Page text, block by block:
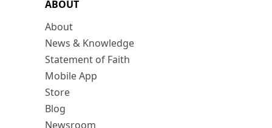
ABOUT
About
News & Knowledge
Statement of Faith
Mobile App
Store
Blog
Newsroom